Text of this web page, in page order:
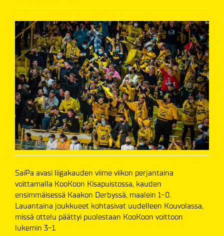
SaiPa avasi liigakauden viime viikon perjantaina
voittamalla KooKoon Kisapuistossa, kauden
ensimmäisessä Kaakon Derbyssä, maalein 1-0.
Lauantaina joukkueet kohtasivat uudelleen Kouvolassa,
missä ottelu päättyi puolestaan KooKoon voittoon
lukemin 3-1.